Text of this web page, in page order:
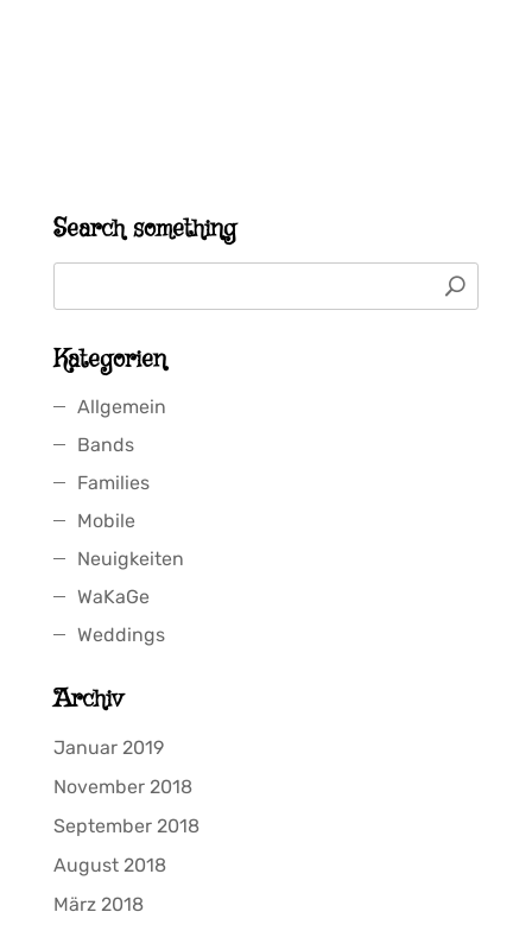
Search something
Kategorien
Allgemein
Bands
Families
Mobile
Neuigkeiten
WaKaGe
Weddings
Archiv
Januar 2019
November 2018
September 2018
August 2018
März 2018